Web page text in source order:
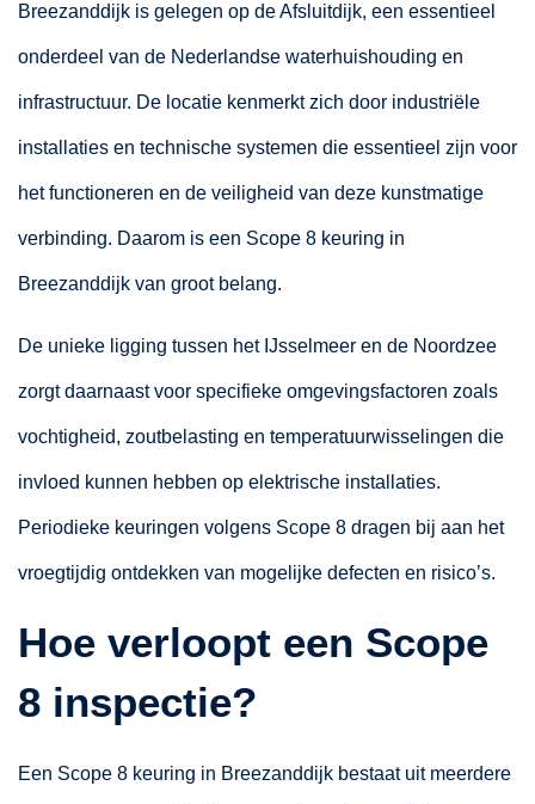
Breezanddijk is gelegen op de Afsluitdijk, een essentieel
onderdeel van de Nederlandse waterhuishouding en
infrastructuur. De locatie kenmerkt zich door industriële
installaties en technische systemen die essentieel zijn voor
het functioneren en de veiligheid van deze kunstmatige
verbinding. Daarom is een Scope 8 keuring in
Breezanddijk van groot belang.
De unieke ligging tussen het IJsselmeer en de Noordzee
zorgt daarnaast voor specifieke omgevingsfactoren zoals
vochtigheid, zoutbelasting en temperatuurwisselingen die
invloed kunnen hebben op elektrische installaties.
Periodieke keuringen volgens Scope 8 dragen bij aan het
vroegtijdig ontdekken van mogelijke defecten en risico’s.
Hoe verloopt een Scope
8 inspectie?
Een Scope 8 keuring in Breezanddijk bestaat uit meerdere